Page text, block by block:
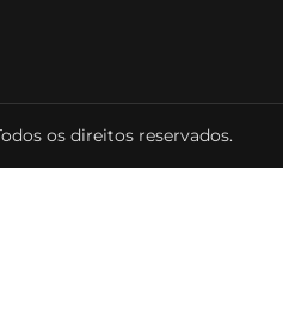
os direitos reservados.